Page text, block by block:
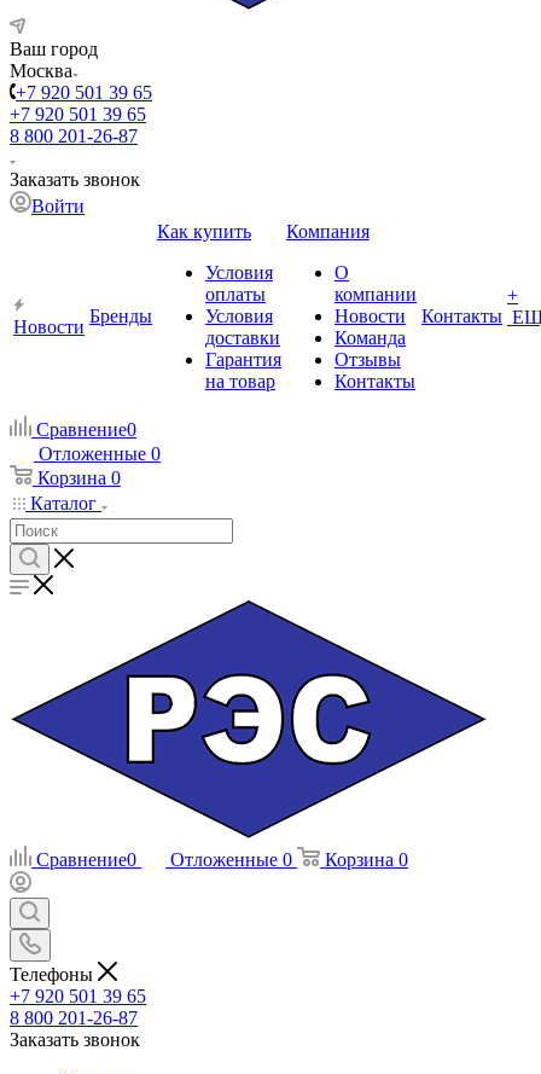
Ваш город
Москва
+7 920 501 39 65
+7 920 501 39 65
8 800 201-26-87
Заказать звонок
Войти
Новости
Бренды
Как купить
Условия
оплаты
Условия
доставки
Гарантия
на товар
Компания
О
компании
Новости
Команда
Отзывы
Контакты
Контакты
+
Сравнение0
Отложенные 0
Корзина 0
Каталог
Сравнение0 Отложенные 0 Корзина 0
Телефоны
+7 920 501 39 65
8 800 201-26-87
Заказать звонок